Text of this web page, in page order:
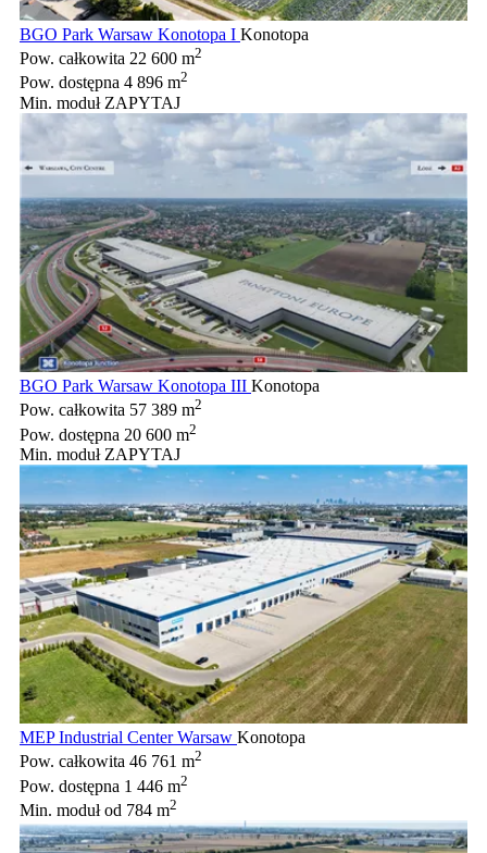
BGO Park Warsaw Konotopa I Konotopa
Pow. całkowita 22 600 m2
Pow. dostępna 4 896 m2
Min. moduł ZAPYTAJ
BGO Park Warsaw Konotopa III Konotopa
Pow. całkowita 57 389 m2
Pow. dostępna 20 600 m2
Min. moduł ZAPYTAJ
MEP Industrial Center Warsaw Konotopa
Pow. całkowita 46 761 m2
Pow. dostępna 1 446 m2
Min. modułod 784 m2